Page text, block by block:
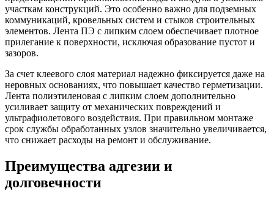
участкам конструкций. Это особенно важно для подземных
коммуникаций, кровельных систем и стыков строительных
элементов. Лента ПЭ с липким слоем обеспечивает плотное
прилегание к поверхности, исключая образование пустот и
зазоров.
За счет клеевого слоя материал надежно фиксируется даже на
неровных основаниях, что повышает качество герметизации.
Лента полиэтиленовая с липким слоем дополнительно
усиливает защиту от механических повреждений и
ультрафиолетового воздействия. При правильном монтаже
срок службы обработанных узлов значительно увеличивается,
что снижает расходы на ремонт и обслуживание.
Преимущества адгезии и
долговечности